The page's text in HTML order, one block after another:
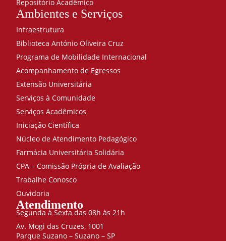
Repositório Acadêmico
Ambientes e Serviços
Infraestrutura
Biblioteca António Oliveira Cruz
Programa de Mobilidade Internacional
Acompanhamento de Egressos
Extensão Universitária
Serviços à Comunidade
Serviços Acadêmicos
Iniciação Científica
Núcleo de Atendimento Pedagógico
Farmácia Universitária Solidária
CPA – Comissão Própria de Avaliação
Trabalhe Conosco
Ouvidoria
Atendimento
Segunda à Sexta das 08h às 21h
Av. Mogi das Cruzes, 1001
Parque Suzano – Suzano – SP